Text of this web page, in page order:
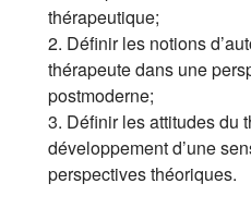
thérapeutique;
2. Définir les notions
thérapeute dans une
postmoderne;
3. Définir les attitudes du
développement d’une
perspectives théoriques.